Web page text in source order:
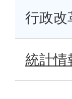
行政改
統計情